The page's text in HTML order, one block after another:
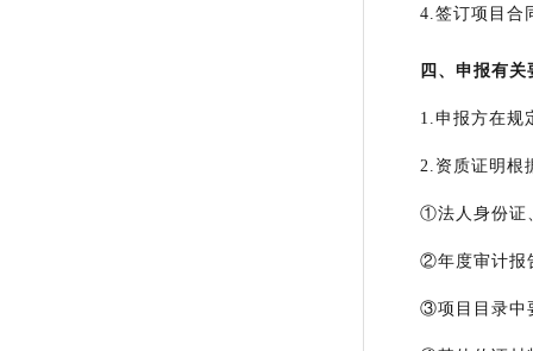
4.签订项目合
四、申报有关
1.申报方在规
2. 资质证明根
①法人身份证
②年度审计报
③项目目录中